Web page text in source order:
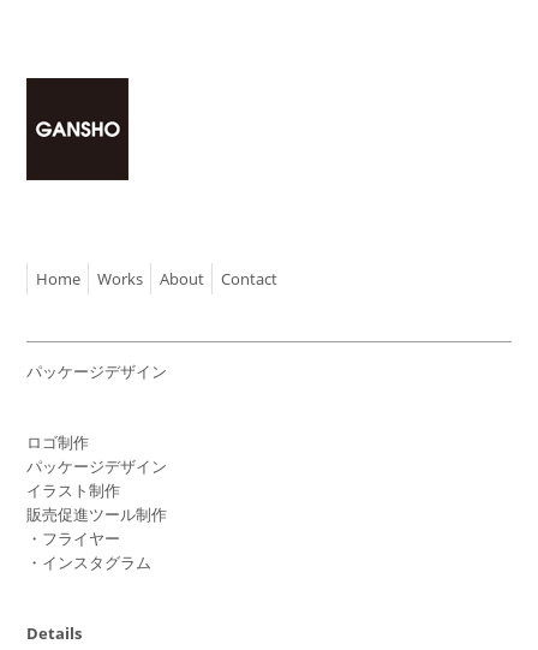
Home Works About Contact
パッケージデザイン
ロゴ制作
パッケージデザイン
イラスト制作
販売促進ツール制作
・フライヤー
・インスタグラム
Details